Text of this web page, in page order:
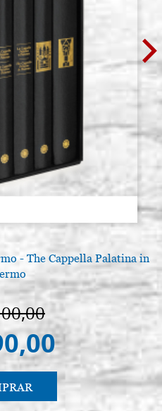
- The Cappella Palatina in